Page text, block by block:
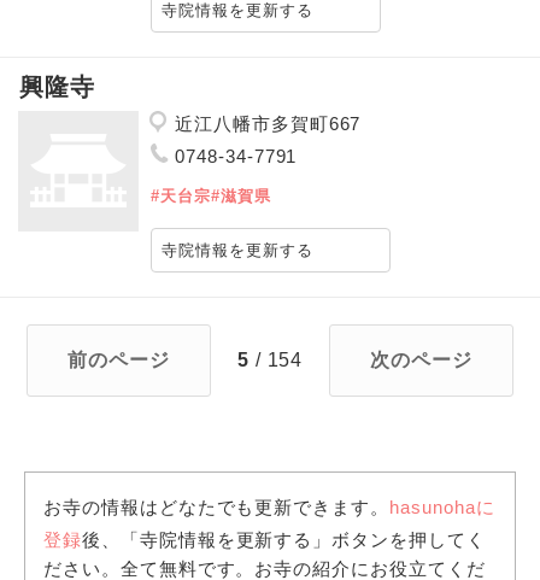
寺院情報を更新する
興隆寺
近江八幡市多賀町667
0748-34-7791
#天台宗#滋賀県
寺院情報を更新する
前のページ 5 / 154 次のページ
お寺の情報はどなたでも更新できます。 hasunohaに
登録後、「寺院情報を更新する」ボタンを押してく
ださい。全て無料です。お寺の紹介にお役立てくだ